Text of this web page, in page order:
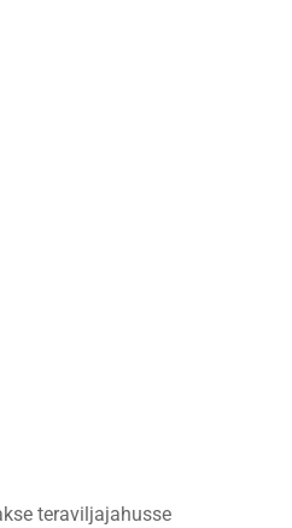
teraviljajahusse